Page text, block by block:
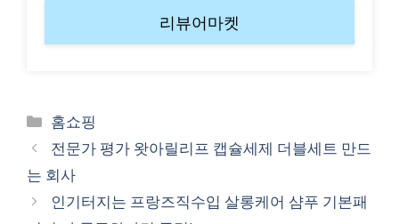
리뷰어마켓
Categories
홈쇼핑
전문가 평가 왓아릴리프 캡슐세제 더블세트 만드
는 회사
인기터지는 프랑즈직수입 살롱케어 샴푸 기본패